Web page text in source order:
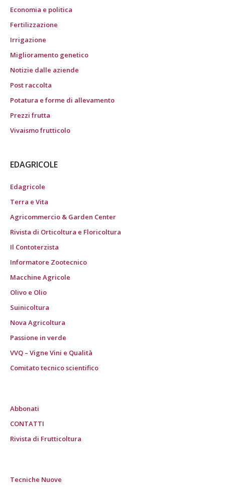
Economia e politica
Fertilizzazione
Irrigazione
Miglioramento genetico
Notizie dalle aziende
Post raccolta
Potatura e forme di allevamento
Prezzi frutta
Vivaismo frutticolo
EDAGRICOLE
Edagricole
Terra e Vita
Agricommercio & Garden Center
Rivista di Orticoltura e Floricoltura
Il Contoterzista
Informatore Zootecnico
Macchine Agricole
Olivo e Olio
Suinicoltura
Nova Agricoltura
Passione in verde
VVQ – Vigne Vini e Qualità
Comitato tecnico scientifico
Abbonati
CONTATTI
Rivista di Frutticoltura
Tecniche Nuove